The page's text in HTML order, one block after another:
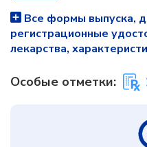
Все формы выпуска,
регистрационные
лекарства,
Особые отметки: